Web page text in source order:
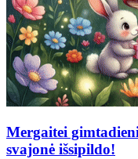
Mergaitei
svajonė išsipildo!